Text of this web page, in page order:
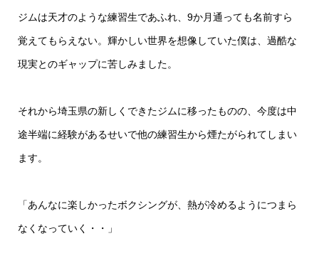
ジムは天才のような練習生であふれ、9か月通っても名前すら
覚えてもらえない。輝かしい世界を想像していた僕は、過酷な
現実とのギャップに苦しみました。
それから埼玉県の新しくできたジムに移ったものの、今度は中
途半端に経験があるせいで他の練習生から煙たがられてしまい
ます。
「あんなに楽しかったボクシングが、熱が冷めるようにつまら
なくなっていく・・」